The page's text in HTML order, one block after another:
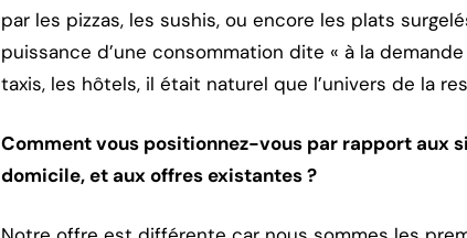
par les pizzas, les sushis, ou encore les plats
puissance d’une consommation dite « à la
taxis, les hôtels, il était naturel que l’univers de la
Comment vous positionnez-vous par rapport aux
domicile, et aux offres existantes ?